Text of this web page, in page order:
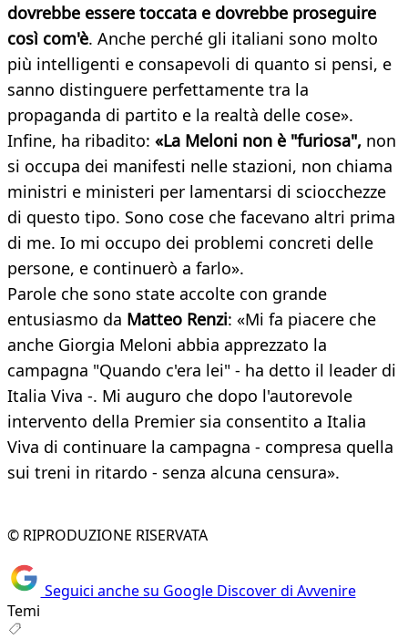
dovrebbe essere toccata e dovrebbe proseguire
così com'è. Anche perché gli italiani sono molto
più intelligenti e consapevoli di quanto si pensi, e
sanno distinguere perfettamente tra la
propaganda di partito e la realtà delle cose».
Infine, ha ribadito: «La Meloni non è "furiosa", non
si occupa dei manifesti nelle stazioni, non chiama
ministri e ministeri per lamentarsi di sciocchezze
di questo tipo. Sono cose che facevano altri prima
di me. Io mi occupo dei problemi concreti delle
persone, e continuerò a farlo».
Parole che sono state accolte con grande
entusiasmo da Matteo Renzi: «Mi fa piacere che
anche Giorgia Meloni abbia apprezzato la
campagna "Quando c'era lei" - ha detto il leader di
Italia Viva -. Mi auguro che dopo l'autorevole
intervento della Premier sia consentito a Italia
Viva di continuare la campagna - compresa quella
sui treni in ritardo - senza alcuna censura».
© RIPRODUZIONE RISERVATA
Seguici anche su Google Discover di Avvenire
Temi